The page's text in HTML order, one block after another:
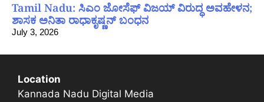
Tamil Nadu: ಸಿಎಂ ಜೋಸೆಫ್ ವಿಜಯ್ ವಿರುದ್ಧ ಅವಹೇಳನ;
ಶಾಸಕ ಅನಿತಾ ರಾಧಾಕೃಷ್ಣನ್ ಬಂಧನ
July 3, 2026
Location
Kannada Nadu Digital Media